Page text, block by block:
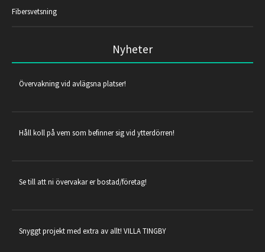
Fibersvetsning
Nyheter
Övervakning vid avlägsna platser!
Håll koll på vem som befinner sig vid ytterdörren!
Se till att ni övervakar er bostad/företag!
Snyggt projekt med extra av allt! VILLA TINGBY